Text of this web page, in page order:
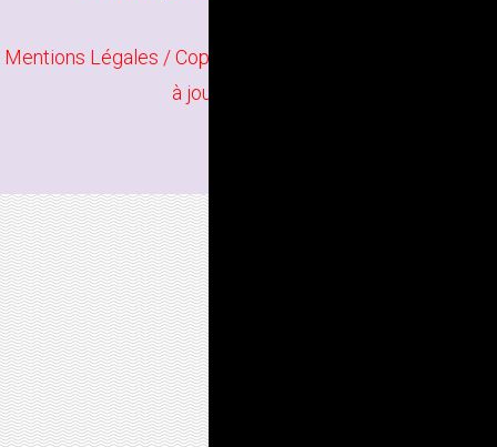
Mentions Légales / Copyright
à jour en juin 2026